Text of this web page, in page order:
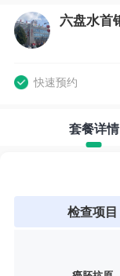
快速预约
套餐详情
检查项目